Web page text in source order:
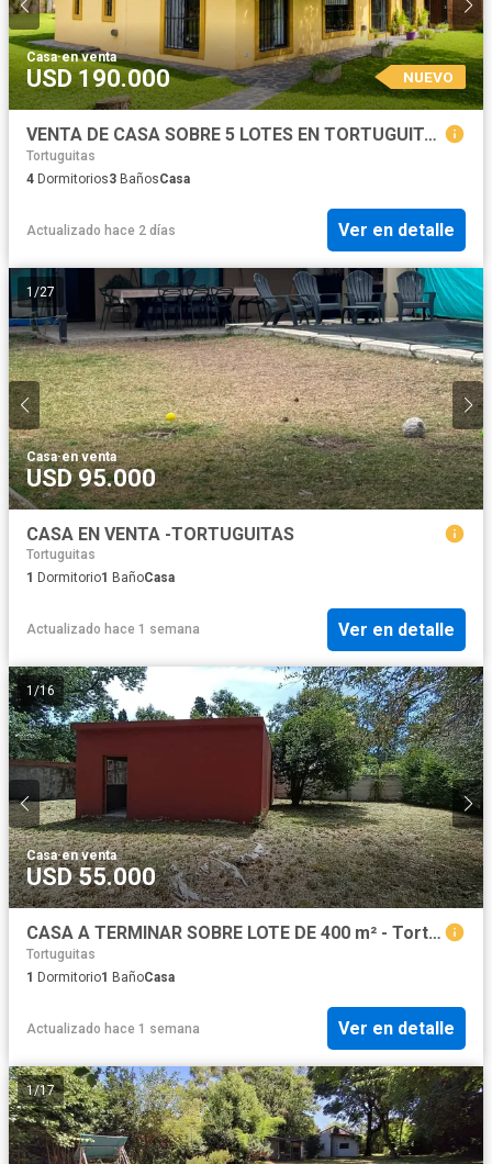
Casa·en venta
USD 190.000 NUEVO
VENTA DE CASA SOBRE 5 LOTES EN TORTUGUITAS
Tortuguitas
4 Dormitorios3 BañosCasa
Actualizado hace 2 días Ver en detalle
1 /27
Casa·en venta
USD 95.000
CASA EN VENTA -TORTUGUITAS
Tortuguitas
1 Dormitorio1 BañoCasa
Actualizado hace 1 semana Ver en detalle
1 /16
Casa·en venta
USD 55.000
CASA A TERMINAR SOBRE LOTE DE 400 m² - Tortuguitas
Tortuguitas
1 Dormitorio1 BañoCasa
Actualizado hace 1 semana Ver en detalle
1/17